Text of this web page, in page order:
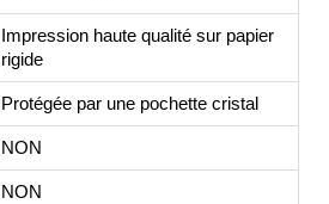
Impression haute qualité sur papier
rigide
Protégée par une pochette cristal
NON
NON